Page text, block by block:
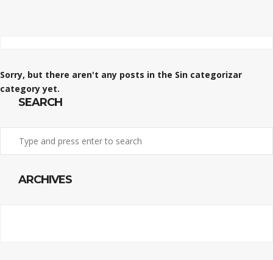
Sorry, but there aren't any posts in the Sin categorizar
category yet.
SEARCH
ARCHIVES